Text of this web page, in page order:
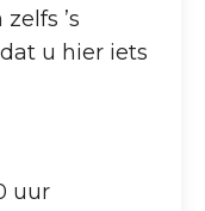
’s
u hier iets
uur